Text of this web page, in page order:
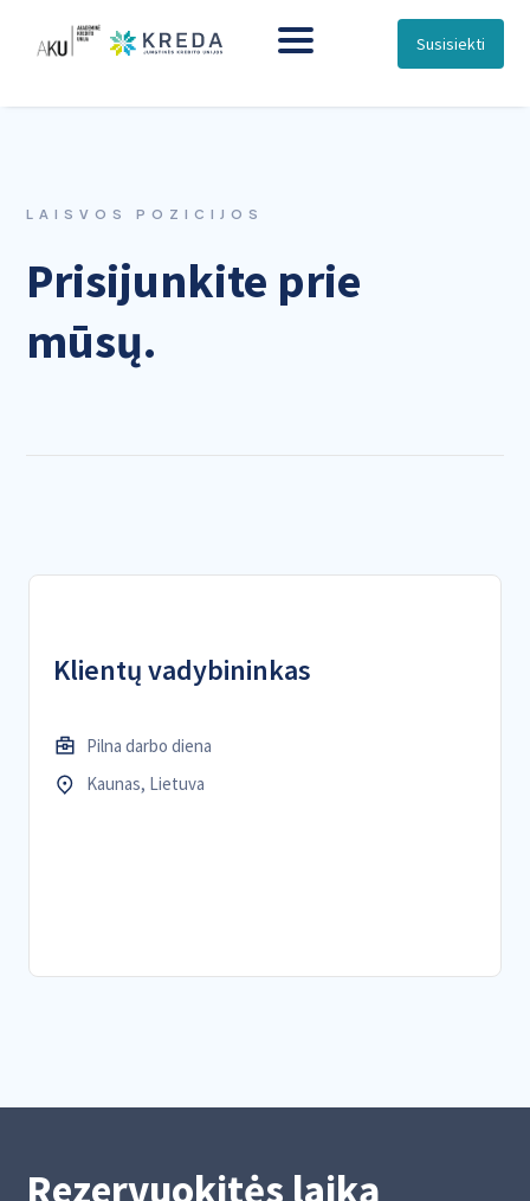
Susisiekti
LAISVOS POZICIJOS
Prisijunkite prie
mūsų.
Klientų vadybininkas
Pilna darbo diena
Kaunas, Lietuva
Rezervuokitės laiką